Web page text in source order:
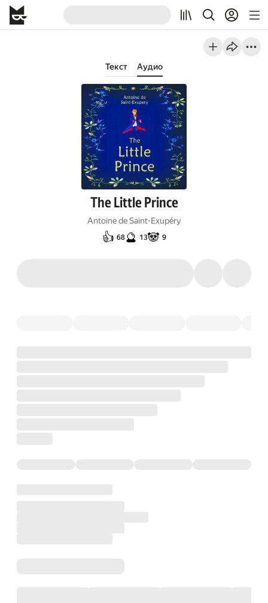
Текст Аудио
The Little Prince
Antoine de Saint-Exupéry
👍 68🔮 13🐼 9